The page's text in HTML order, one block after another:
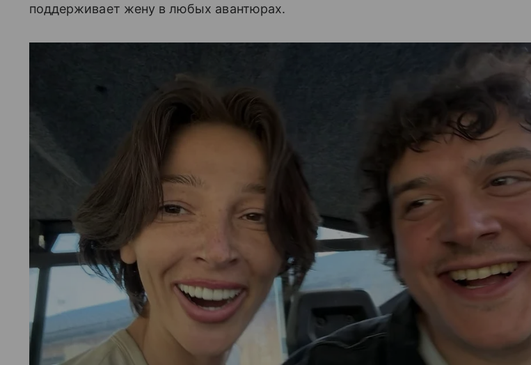
поддерживает жену в любых авантюрах.